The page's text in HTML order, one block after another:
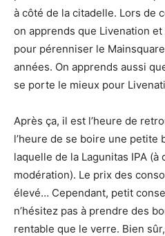
à côté de la citadelle. Lors de
on apprends que Livenation
pour pérenniser le
années. On apprends aussi
se porte le mieux pour
Après ça, il est l’heure de
l’heure de se boire une petite
laquelle de la Lagunitas IPA (à
modération). Le prix des
élevé… Cependant, petit
n’hésitez pas à prendre des
rentable que le verre. Bien